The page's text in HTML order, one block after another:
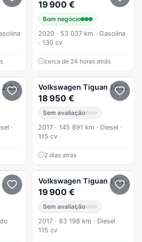
19 900 €
Bom negócio
2020 · 53 037 km · Gasolina
· 130 cv
cerca de 24 horas atrás
2.0 TDI Life DSG
·
Volkswagen Tiguan 1.6 TDI Confortline
18 950 €
Sem avaliação
2017 · 145 891 km · Diesel ·
115 cv
2 dias atrás
Volkswagen Tiguan 1.6 TDI Confortline
19 900 €
Sem avaliação
2017 · 83 198 km · Diesel ·
115 cv